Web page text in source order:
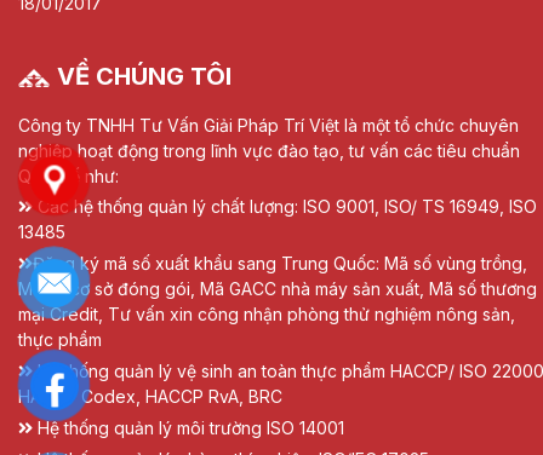
VỀ CHÚNG TÔI
Công ty TNHH Tư Vấn Giải Pháp Trí Việt là một tổ chức chuyên
nghiệp hoạt động trong lĩnh vực đào tạo, tư vấn các tiêu chuẩn
Quốc tế như:
Các hệ thống quản lý chất lượng: ISO 9001, ISO/ TS 16949, ISO
13485
Đăng ký mã số xuất khẩu sang Trung Quốc: Mã số vùng trồng,
Mã số cơ sở đóng gói, Mã GACC nhà máy sản xuất, Mã số thương
mại Credit, Tư vấn xin công nhận phòng thử nghiệm nông sản,
thực phẩm
Hệ thống quản lý vệ sinh an toàn thực phẩm HACCP/ ISO
HACCP Codex, HACCP RvA, BRC
Hệ thống quản lý môi trường ISO 14001